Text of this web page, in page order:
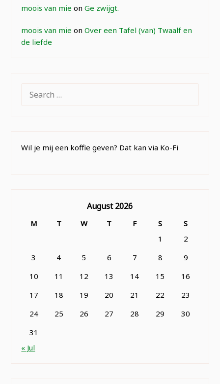
moois van mie onGe zwijgt.
moois van mie onOver een Tafel (van) Twaalf en
de liefde
FOR:
Wil je mij een koffie geven? Dat kan via Ko-Fi
August 2026
M T W T F S
S
1
2
3
4 5 6 7 8
9
10
11 12 13 14 15
16
17
18 19 20 21 22
23
24
25 26 27 28 29
30
31
« Jul